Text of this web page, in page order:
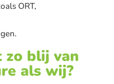
ORT,
blij van
als wij?